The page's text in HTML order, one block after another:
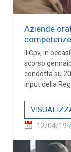
Aziende
Il Cpv, in
scorso
condotta su
input della
12/04/19